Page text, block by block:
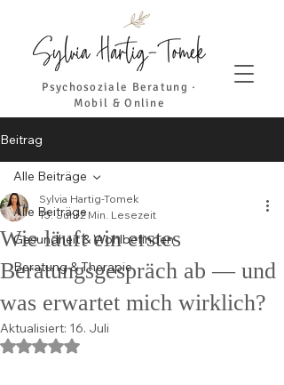
Psychosoziale Beratung ·
Mobil & Online
Beitrag
Alle Beiträge
Gesundheit & Wohlbefinden
Beratung & Therapie
Alle Beiträge
Wie läuft ein erstes
Beratungsgespräch ab — und
was erwartet mich wirklich?
Sylvia Hartig-Tomek
15. Juni2 Min. Lesezeit
Aktualisiert: 16. Juli
Mit NaN von 5 Sternen bewertet.